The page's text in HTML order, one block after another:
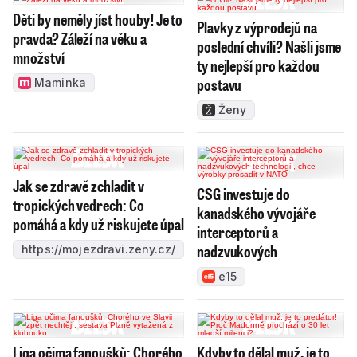
Děti by neměly jíst houby! Je to
pravda? Záleží na věku a
množství
Maminka
Plavky z výprodejů na
poslední chvíli? Našli jsme
ty nejlepší pro každou
postavu
Ženy
Jak se zdravě zchladit v
tropických vedrech: Co
pomáhá a kdy už riskujete úpal
https://mojezdravi.zeny.cz/
CSG investuje do
kanadského vývojáře
interceptorů a
nadzvukových
technologií, chce výrobky
prosadit v NATO
e15
Liga očima fanoušků: Chorého Kdyby to dělal muž, je to